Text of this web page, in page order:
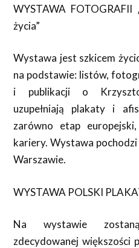
WYSTAWA
życia”
Wystawa jest szkicem
na podstawie: listów,
i publikacji o
uzupełniają plakaty i
zarówno etap
kariery. Wystawa pochodzi
Warszawie.
WYSTAWA POLSKI
Na wystawie
zdecydowanej większości